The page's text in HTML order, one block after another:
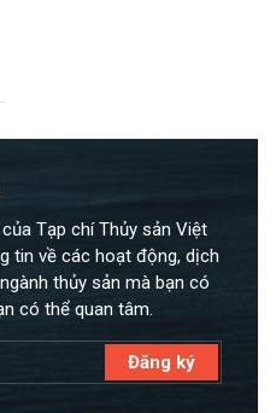
Tạp chí Thủy sản Việt
tin về các hoạt động, dịch
thủy sản mà bạn có
có thể quan tâm.